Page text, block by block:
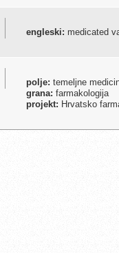
engleski: medicated
polje: temeljne
grana: farmakologija
projekt: Hrvatsko